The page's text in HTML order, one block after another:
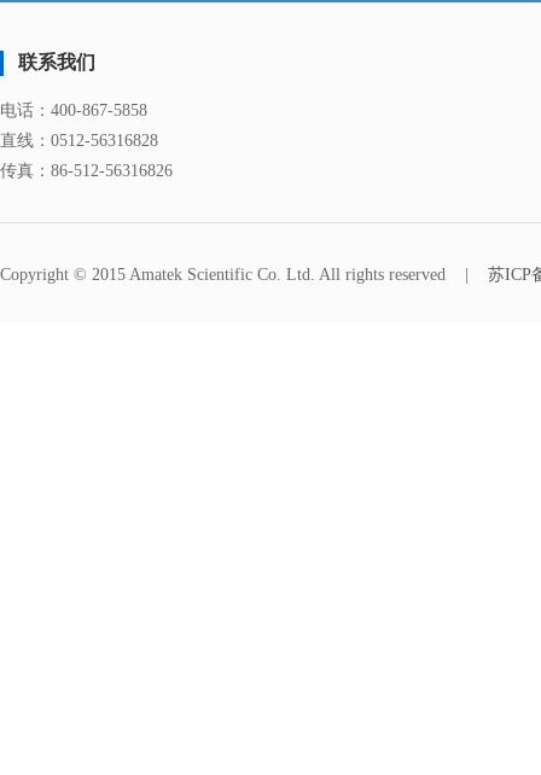
联系我们
电话： 400-867-5858
直线： 0512-56316828
传真： 86-512-56316826
Copyright © 2015 Amatek Scientific Co. Ltd. All rights reserved 苏ICP